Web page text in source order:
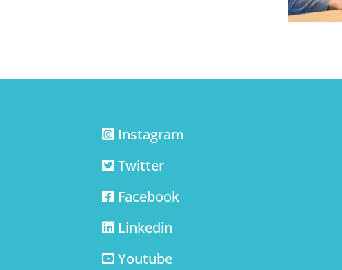
Instagram
Twitter
Facebook
Linkedin
Youtube